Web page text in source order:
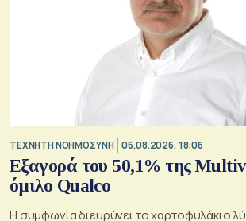
TΕΧΝΗΤΗ ΝΟΗΜΟΣΥΝΗ 06.08.2026, 18:06
Εξαγορά του 50,1% της
όμιλο Qualco
Η συμφωνία διευρύνει το χαρτοφυλάκιο